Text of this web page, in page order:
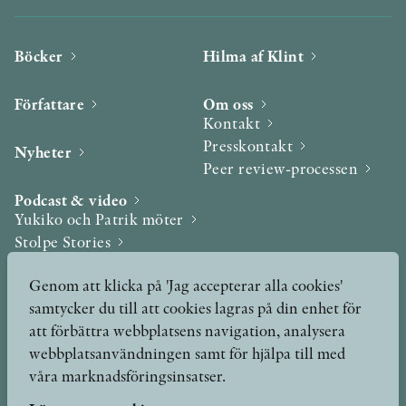
Böcker
Författare
Nyheter
Podcast & video
Yukiko och Patrik möter
Stolpe Stories
Utmärkelser & Format
Utmärkelser
Övriga format
Hilma af Klint
Om oss
Kontakt
Presskontakt
Peer review-processen
Genom att klicka på 'Jag accepterar alla cookies'
samtycker du till att cookies lagras på din enhet för
att förbättra webbplatsens navigation, analysera
webbplatsanvändningen samt för hjälpa till med
våra marknadsföringsinsatser.